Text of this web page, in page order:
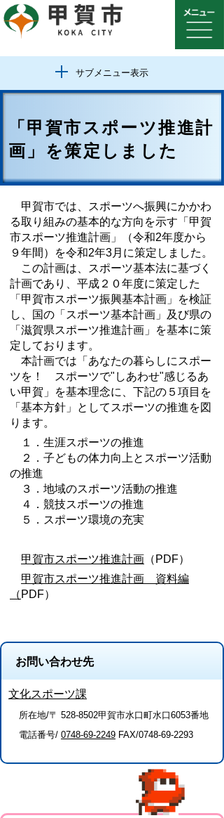
サブメニュー表示
「甲賀市スポーツ推進計
画」を策定しました
甲賀市では、スポーツへ振興にかかわ
る取り組みの基本的な方向を示す「甲賀
市スポーツ推進計画」（令和2年度から
９年間）を令和2年3月に策定しました。
この計画は、スポーツ基本法に基づく
計画であり、平成２０年度に策定した
「甲賀市スポーツ振興基本計画」を検証
し、国の「スポーツ基本計画」及び県の
「滋賀県スポーツ推進計画」を基本に策
定しております。
本計画では「あなたの暮らしにスポー
ツを！ スポーツで"しあわせ"感じるあ
い甲賀」を基本理念に、下記の５項目を
「基本方針」としてスポーツの推進を図
ります。
１．生涯スポーツの推進
２．子どもの体力向上とスポーツ活動
の推進
３．地域のスポーツ活動の推進
４．競技スポーツの推進
５．スポーツ環境の充実
甲賀市スポーツ推進計画 （PDF）
甲賀市スポーツ推進計画 資料編
（ PDF）
お問い合わせ先
文化スポーツ課
所在地/〒 528-8502甲賀市水口町水口6053番地
電話番号/ 0748-69-2249 FAX/0748-69-2293